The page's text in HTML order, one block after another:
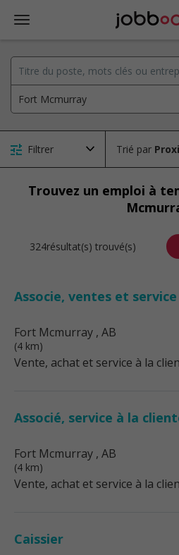
Filtrer Trié par
Trouvez un emploi à
324résultat(s) trouvé(s)
Associe, ventes et
Fort Mcmurray , AB
(4 km)
Vente, achat et service à la
Associé, service à la
Fort Mcmurray , AB
(4 km)
Vente, achat et service à la
Caissier